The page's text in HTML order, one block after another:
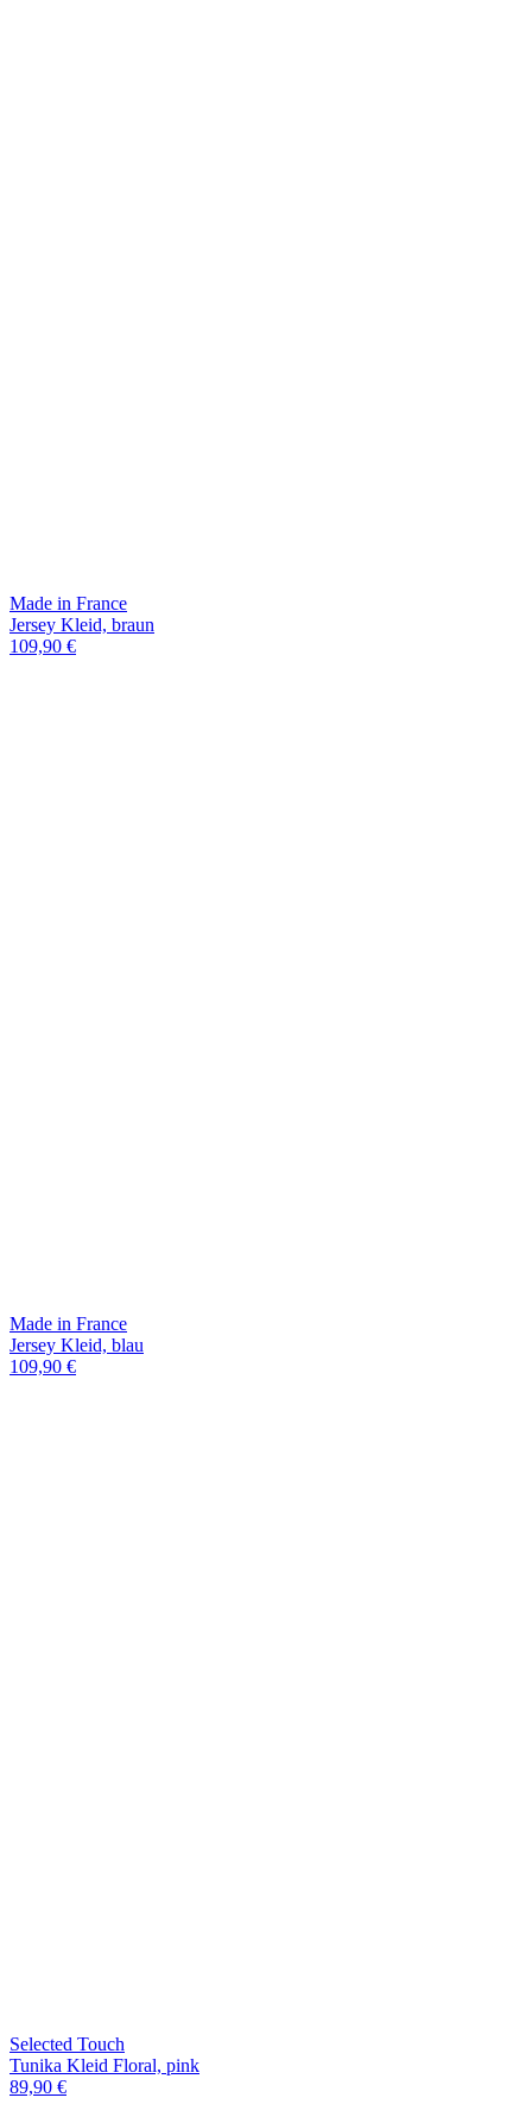
Made in France
Jersey Kleid, braun
109,90 €
Made in France
Jersey Kleid, blau
109,90 €
Selected Touch
Tunika Kleid Floral, pink
89,90 €